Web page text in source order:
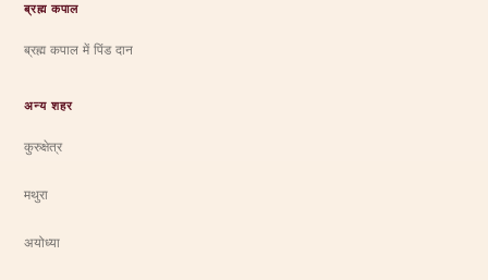
ब्रह्म कपाल
ब्रह्म कपाल में पिंड दान
अन्य शहर
कुरुक्षेत्र
मथुरा
अयोध्या